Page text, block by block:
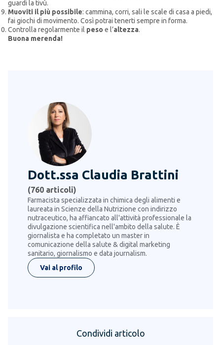
guardi la tivù.
Muoviti il più possibile: cammina, corri, sali le scale di casa a piedi,
fai giochi di movimento. Così potrai tenerti sempre in forma.
Controlla regolarmente il peso e l’altezza.
Buona merenda!
Dott.ssa Claudia Brattini
(760 articoli)
Farmacista specializzata in chimica degli alimenti e
laureata in Scienze della Nutrizione con indirizzo
nutraceutico, ha affiancato all'attività professionale la
divulgazione scientifica nell'ambito della salute. È
giornalista e ha completato un master in
comunicazione della salute & digital marketing
sanitario, giornalismo e data journalism.
Vai al profilo
Condividi articolo